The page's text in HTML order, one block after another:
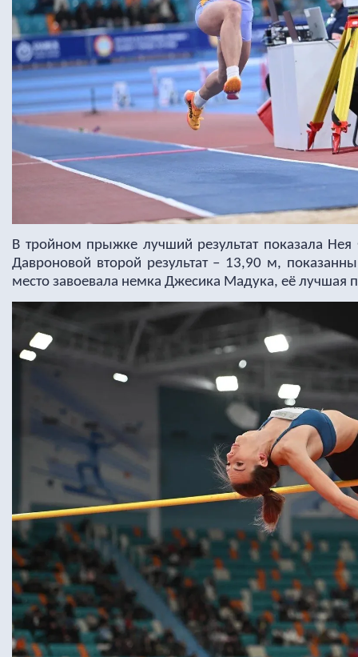
В тройном прыжке лучший результат показала
Давроновой второй результат – 13,90 м,
место завоевала немка Джесика Мадука, её лучшая